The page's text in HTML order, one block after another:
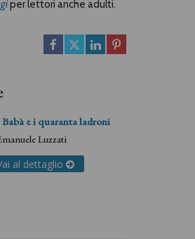
per lettori anche adulti.
e i quaranta ladroni
Luzzati
al dettaglio